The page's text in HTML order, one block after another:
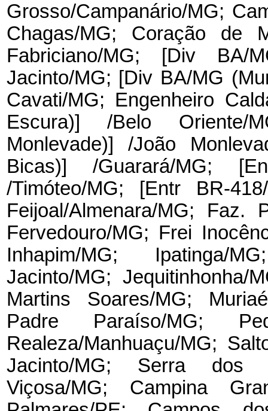
Grosso/Campanário/MG;
Chagas/MG; Coração de
Fabriciano/MG; [Div
Jacinto/MG; [Div BA/MG
Cavati/MG; Engenheiro
Escura)] /Belo Oriente/
Monlevade)] /João
Bicas)] /Guarará/MG;
/Timóteo/MG; [Entr BR-
Feijoal/Almenara/MG; Faz.
Fervedouro/MG; Frei
Inhapim/MG; Ipatinga/
Jacinto/MG; Jequitinhonha/
Martins Soares/MG;
Padre Paraíso/MG;
Realeza/Manhuaçu/MG;
Jacinto/MG; Serra dos
Viçosa/MG; Campina